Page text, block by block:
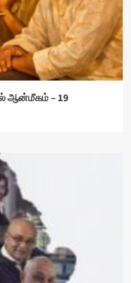
ஆன்மீகம் – 19